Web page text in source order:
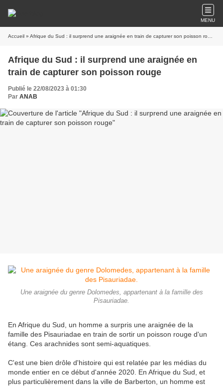
MENU
Accueil » Afrique du Sud : il surprend une araignée en train de capturer son poisson rouge
Afrique du Sud : il surprend une araignée en
train de capturer son poisson rouge
Publié le 22/08/2023 à 01:30
Par ANAB
Une araignée du genre Dolomedes, appartenant à la famille des
Pisauriadae.
En Afrique du Sud, un homme a surpris une araignée de la
famille des Pisauriadae en train de sortir un poisson rouge d'un
étang. Ces arachnides sont semi-aquatiques.
C'est une bien drôle d'histoire qui est relatée par les médias du
monde entier en ce début d'année 2020. En Afrique du Sud, et
plus particulièrement dans la ville de Barberton, un homme est